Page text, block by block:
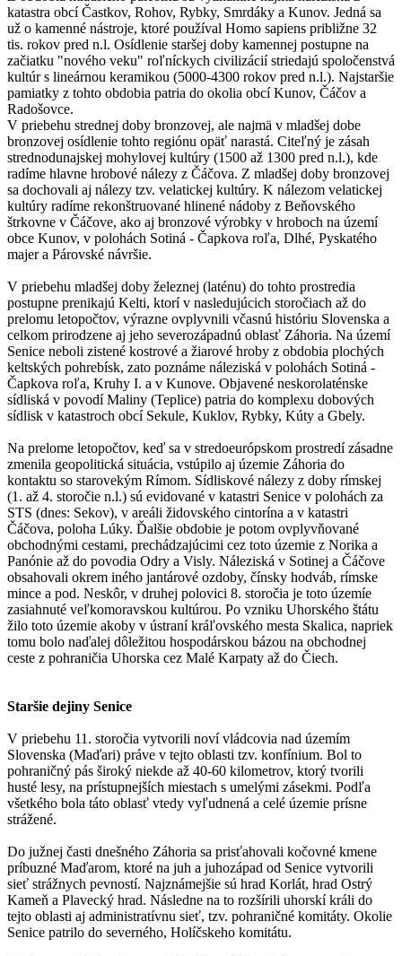
katastra obcí Častkov, Rohov, Rybky, Smrdáky a Kunov. Jedná sa
už o kamenné nástroje, ktoré používal Homo sapiens približne 32
tis. rokov pred n.l. Osídlenie staršej doby kamennej postupne na
začiatku "nového veku" roľníckych civilizácií striedajú spoločenstvá
kultúr s lineárnou keramikou (5000-4300 rokov pred n.l.). Najstaršie
pamiatky z tohto obdobia patria do okolia obcí Kunov, Čáčov a
Radošovce.
V priebehu strednej doby bronzovej, ale najmä v mladšej dobe
bronzovej osídlenie tohto regiónu opäť narastá. Citeľný je zásah
strednodunajskej mohylovej kultúry (1500 až 1300 pred n.l.), kde
radíme hlavne hrobové nálezy z Čáčova. Z mladšej doby bronzovej
sa dochovali aj nálezy tzv. velatickej kultúry. K nálezom velatickej
kultúry radíme rekonštruované hlinené nádoby z Beňovského
štrkovne v Čáčove, ako aj bronzové výrobky v hroboch na území
obce Kunov, v polohách Sotiná - Čapkova roľa, Dlhé, Pyskatého
majer a Párovské návršie.
V priebehu mladšej doby železnej (laténu) do tohto prostredia
postupne prenikajú Kelti, ktorí v nasledujúcich storočiach až do
prelomu letopočtov, výrazne ovplyvnili včasnú históriu Slovenska a
celkom prirodzene aj jeho severozápadnú oblasť Záhoria. Na území
Senice neboli zistené kostrové a žiarové hroby z obdobia plochých
keltských pohrebísk, zato poznáme náleziská v polohách Sotiná -
Čapkova roľa, Kruhy I. a v Kunove. Objavené neskorolaténske
sídliská v povodí Maliny (Teplice) patria do komplexu dobových
sídlisk v katastroch obcí Sekule, Kuklov, Rybky, Kúty a Gbely.
Na prelome letopočtov, keď sa v stredoeurópskom prostredí zásadne
zmenila geopolitická situácia, vstúpilo aj územie Záhoria do
kontaktu so starovekým Rímom. Sídliskové nálezy z doby rímskej
(1. až 4. storočie n.l.) sú evidované v katastri Senice v polohách za
STS (dnes: Sekov), v areáli židovského cintorína a v katastri
Čáčova, poloha Lúky. Ďalšie obdobie je potom ovplyvňované
obchodnými cestami, prechádzajúcimi cez toto územie z Norika a
Panónie až do povodia Odry a Visly. Náleziská v Sotinej a Čáčove
obsahovali okrem iného jantárové ozdoby, čínsky hodváb, rímske
mince a pod. Neskôr, v druhej polovici 8. storočia je toto územíe
zasiahnuté veľkomoravskou kultúrou. Po vzniku Uhorského štátu
žilo toto územie akoby v ústraní kráľovského mesta Skalica, napriek
tomu bolo naďalej dôležitou hospodárskou bázou na obchodnej
ceste z pohraničia Uhorska cez Malé Karpaty až do Čiech.
Staršie dejiny Senice
V priebehu 11. storočia vytvorili noví vládcovia nad územím
Slovenska (Maďari) práve v tejto oblasti tzv. konfínium. Bol to
pohraničný pás široký niekde až 40-60 kilometrov, ktorý tvorili
husté lesy, na prístupnejších miestach s umelými zásekmi. Podľa
všetkého bola táto oblasť vtedy vyľudnená a celé územie prísne
strážené.
Do južnej časti dnešného Záhoria sa prisťahovali kočovné kmene
príbuzné Maďarom, ktoré na juh a juhozápad od Senice vytvorili
sieť strážnych pevností. Najznámejšie sú hrad Korlát, hrad Ostrý
Kameň a Plavecký hrad. Následne na to rozšírili uhorskí králi do
tejto oblasti aj administratívnu sieť, tzv. pohraničné komitáty. Okolie
Senice patrilo do severného, Holíčskeho komitátu.